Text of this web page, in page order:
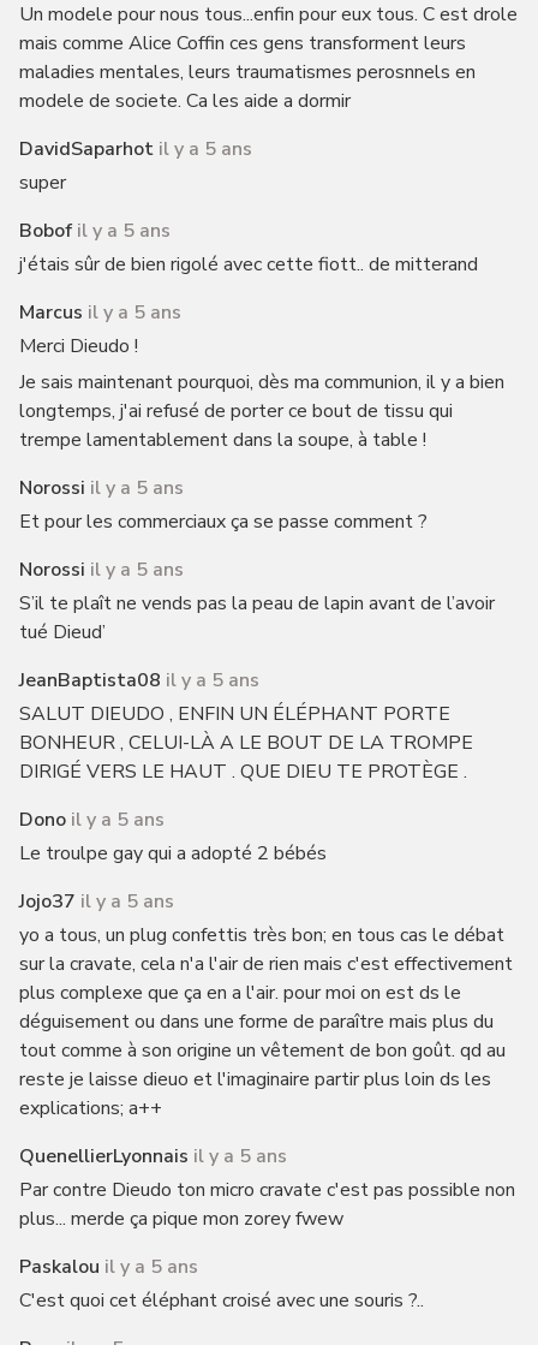
Un modele pour nous tous...enfin pour eux tous. C est drole
mais comme Alice Coffin ces gens transforment leurs
maladies mentales, leurs traumatismes perosnnels en
modele de societe. Ca les aide a dormir
DavidSaparhot il y a 5 ans
super
Bobof il y a 5 ans
j'étais sûr de bien rigolé avec cette fiott.. de mitterand
Marcus il y a 5 ans
Merci Dieudo !
Je sais maintenant pourquoi, dès ma communion, il y a bien
longtemps, j'ai refusé de porter ce bout de tissu qui
trempe lamentablement dans la soupe, à table !
Norossi il y a 5 ans
Et pour les commerciaux ça se passe comment ?
Norossi il y a 5 ans
S’il te plaît ne vends pas la peau de lapin avant de l’avoir
tué Dieud’
JeanBaptista08 il y a 5 ans
SALUT DIEUDO , ENFIN UN ÉLÉPHANT PORTE
BONHEUR , CELUI-LÀ A LE BOUT DE LA TROMPE
DIRIGÉ VERS LE HAUT . QUE DIEU TE PROTÈGE .
Dono il y a 5 ans
Le troulpe gay qui a adopté 2 bébés
Jojo37 il y a 5 ans
yo a tous, un plug confettis très bon; en tous cas le débat
sur la cravate, cela n'a l'air de rien mais c'est effectivement
plus complexe que ça en a l'air. pour moi on est ds le
déguisement ou dans une forme de paraître mais plus du
tout comme à son origine un vêtement de bon goût. qd au
reste je laisse dieuo et l'imaginaire partir plus loin ds les
explications; a++
QuenellierLyonnais il y a 5 ans
Par contre Dieudo ton micro cravate c'est pas possible non
plus... merde ça pique mon zorey fwew
Paskalou il y a 5 ans
C'est quoi cet éléphant croisé avec une souris ?..